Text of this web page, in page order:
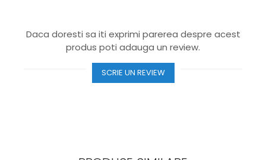
Daca doresti sa iti exprimi parerea despre acest
produs poti adauga un review.
SCRIE UN REVIEW